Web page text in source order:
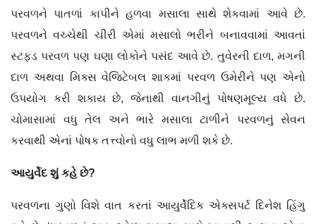
પરવળને પાતળાં કાપીને હળવા મસાલા સાથે શેકવામાં આવે છે.
પરવળને વચ્ચેથી ચીરી એમાં મસાલો ભરીને બનાવવામાં આવતાં
સ્ટફ્ડ પરવળ પણ ઘણા લોકોને પસંદ આવે છે. તુવેરની દાળ, મગની
દાળ અથવા મિક્સ વેજિટેબલ શાકમાં પરવળ ઉમેરીને પણ એનો
ઉપયોગ કરી શકાય છે, જેનાથી વાનગીનું પોષણમૂલ્ય વધે છે.
ચોમાસામાં વધુ તેલ અને ભારે મસાલા ટાળીને પરવળનું સેવન
કરવાથી એનાં પોષક તત્ત્વોનો વધુ લાભ મળી શકે છે.
આયુર્વેદ શું કહે છે?
પરવળના ગુણો વિશે વાત કરતાં આયુર્વેદિક એક્સપર્ટ દિનેશ હિંગુ